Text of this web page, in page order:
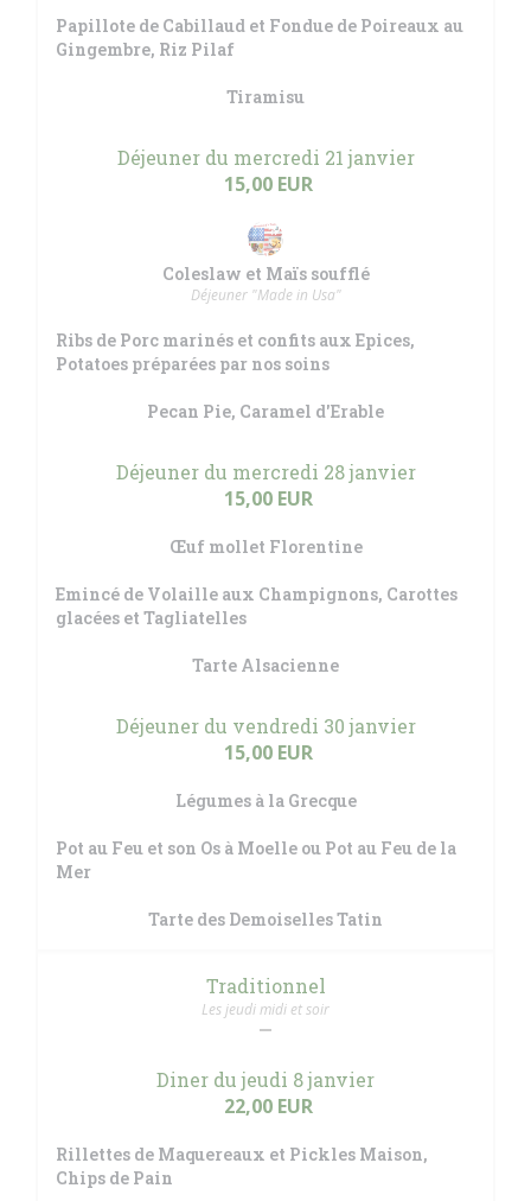
Papillote de Cabillaud et Fondue de Poireaux au
Gingembre, Riz Pilaf
Tiramisu
Déjeuner du mercredi 21 janvier
15,00 EUR
Coleslaw et Maïs soufflé
Déjeuner "Made in Usa"
Ribs de Porc marinés et confits aux Epices,
Potatoes préparées par nos soins
Pecan Pie, Caramel d'Erable
Déjeuner du mercredi 28 janvier
15,00 EUR
Œuf mollet Florentine
Emincé de Volaille aux Champignons, Carottes
glacées et Tagliatelles
Tarte Alsacienne
Déjeuner du vendredi 30 janvier
15,00 EUR
Légumes à la Grecque
Pot au Feu et son Os à Moelle ou Pot au Feu de la
Mer
Tarte des Demoiselles Tatin
Traditionnel
Les jeudi midi et soir
Diner du jeudi 8 janvier
22,00 EUR
Rillettes de Maquereaux et Pickles Maison,
Chips de Pain